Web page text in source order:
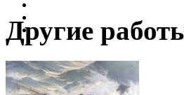
Другие